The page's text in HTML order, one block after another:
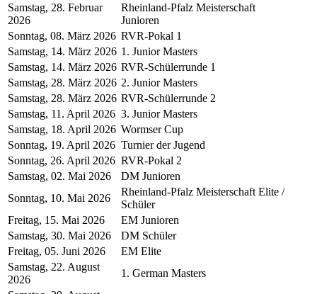
Samstag, 28. Februar
2026
Rheinland-Pfalz Meisterschaft
Junioren
Sonntag, 08. März 2026 RVR-Pokal 1
Samstag, 14. März 2026 1. Junior Masters
Samstag, 14. März 2026 RVR-Schülerrunde 1
Samstag, 28. März 2026 2. Junior Masters
Samstag, 28. März 2026 RVR-Schülerrunde 2
Samstag, 11. April 2026 3. Junior Masters
Samstag, 18. April 2026 Wormser Cup
Sonntag, 19. April 2026 Turnier der Jugend
Sonntag, 26. April 2026 RVR-Pokal 2
Samstag, 02. Mai 2026
DM Junioren
Sonntag, 10. Mai 2026
Rheinland-Pfalz Meisterschaft Elite /
Schüler
Freitag, 15. Mai 2026
EM Junioren
Samstag, 30. Mai 2026
DM Schüler
Freitag, 05. Juni 2026
EM Elite
Samstag, 22. August
2026
1. German Masters